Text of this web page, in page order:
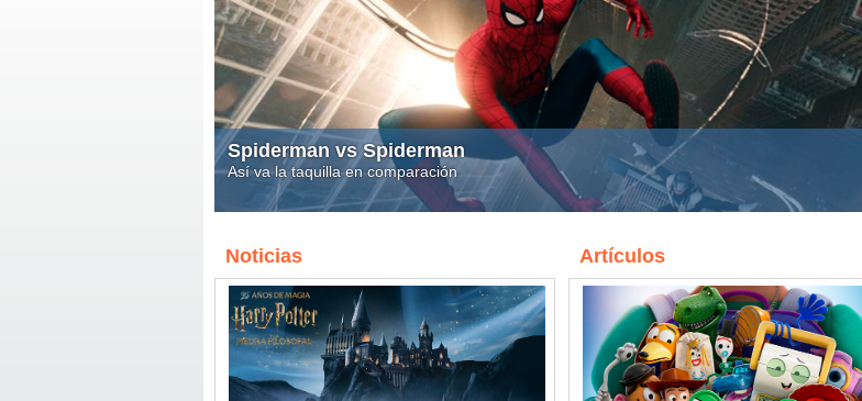
Informe: los 100 cines con más entradas vendidas en vacaciones de
invierno
Analizo las cifras de los cines entre el 1º de julio y el domingo 2 de agosto
Noticias Artículos